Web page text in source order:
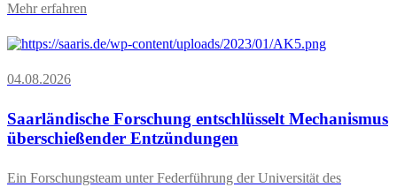
Mehr erfahren
04.08.2026
Saarländische Forschung entschlüsselt Mechanismus
überschießender Entzündungen
Ein Forschungsteam unter Federführung der Universität des